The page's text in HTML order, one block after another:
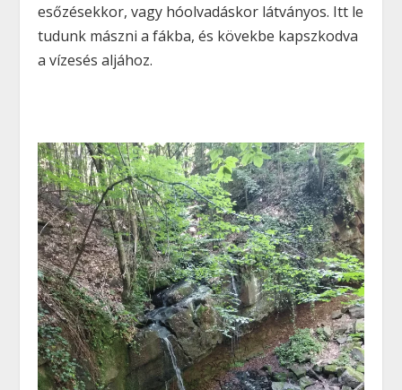
esőzésekkor, vagy hóolvadáskor látványos. Itt le
tudunk mászni a fákba, és kövekbe kapszkodva
a vízesés aljához.